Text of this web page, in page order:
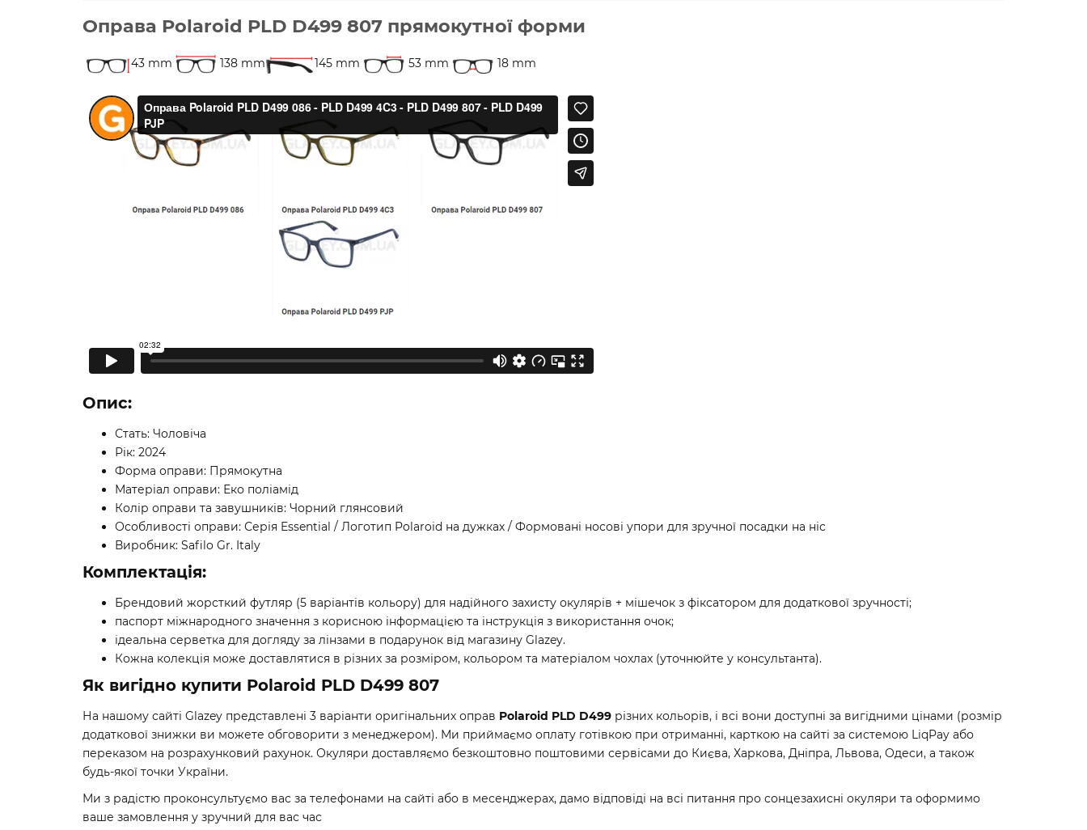
Оправа Polaroid PLD D499 807 прямокутної форми
43 mm 138 mm 145 mm 53 mm 18 mm
Опис:
Стать: Чоловіча
Рік: 2024
Форма оправи: Прямокутна
Матеріал оправи: Еко поліамід
Колір оправи та завушників: Чорний глянсовий
Особливості оправи: Серія Essential / Логотип Polaroid на дужках / Формовані носові упори для зручної посадки на ніс
Виробник: Safilo Gr. Italy
Комплектація:
Брендовий жорсткий футляр (5 варіантів кольору) для надійного захисту окулярів + мішечок з фіксатором для додаткової зручності;
паспорт міжнародного значення з корисною інформацією та інструкція з використання очок;
ідеальна серветка для догляду за лінзами в подарунок від магазину Glazey.
Кожна колекція може доставлятися в різних за розміром, кольором та матеріалом чохлах (уточнюйте у консультанта).
Як вигідно купити Polaroid PLD D499 807
На нашому сайті Glazey представлені 3 варіанти оригінальних оправ Polaroid PLD D499 різних кольорів, і всі вони доступні за вигідними цінами (розмір
додаткової знижки ви можете обговорити з менеджером). Ми приймаємо оплату готівкою при отриманні, карткою на сайті за системою LiqPay або
переказом на розрахунковий рахунок. Окуляри доставляємо безкоштовно поштовими сервісами до Києва, Харкова, Дніпра, Львова, Одеси, а також
будь-якої точки України.
Ми з радістю проконсультуємо вас за телефонами на сайті або в месенджерах, дамо відповіді на всі питання про сонцезахисні окуляри та оформимо
ваше замовлення у зручний для вас час